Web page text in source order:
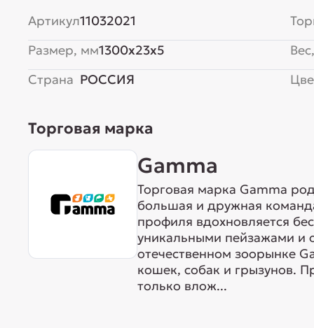
Артикул11032021
Размер, мм1300x23x5
Страна РОССИЯ
Торговая марка
Gamma
Торговая марка Gamma
большая и дружная
профиля вдохновляется
уникальными пейзажами и
отечественном зоорынке
кошек, собак и грызунов.
только влож...